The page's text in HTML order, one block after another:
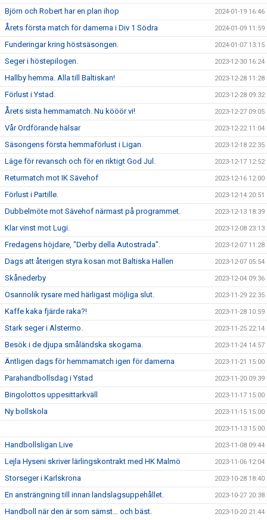
Björn och Robert har en plan ihop 2024-01-19 16:46
Årets första match för damerna i Div 1 Södra 2024-01-09 11:59
Funderingar kring höstsäsongen. 2024-01-07 13:15
Seger i höstepilogen. 2023-12-30 16:24
Hallby hemma. Alla till Baltiskan! 2023-12-28 11:28
Förlust i Ystad. 2023-12-28 09:32
Årets sista hemmamatch. Nu kööör vi! 2023-12-27 09:05
Vår Ordförande hälsar 2023-12-22 11:04
Säsongens första hemmaförlust i Ligan. 2023-12-18 22:35
Läge för revansch och för en riktigt God Jul. 2023-12-17 12:52
Returmatch mot IK Sävehof 2023-12-16 12:00
Förlust i Partille. 2023-12-14 20:51
Dubbelmöte mot Sävehof närmast på programmet. 2023-12-13 18:39
Klar vinst mot Lugi. 2023-12-08 23:13
Fredagens höjdare, "Derby della Autostrada". 2023-12-07 11:28
Dags att återigen styra kosan mot Baltiska Hallen 2023-12-07 05:54
Skånederby 2023-12-04 09:36
Osannolik rysare med härligast möjliga slut. 2023-11-29 22:35
Kaffe kaka fjärde raka?! 2023-11-28 10:59
Stark seger i Alstermo. 2023-11-25 22:14
Besök i de djupa småländska skogarna. 2023-11-24 14:57
Äntligen dags för hemmamatch igen för damerna 2023-11-21 15:00
Parahandbollsdag i Ystad 2023-11-20 09:39
Bingolottos uppesittarkväll 2023-11-17 15:00
Ny bollskola 2023-11-15 15:00
2023-11-13 15:00
Handbollsligan Live 2023-11-08 09:44
Lejla Hyseni skriver lärlingskontrakt med HK Malmö 2023-11-06 12:04
Storseger i Karlskrona 2023-10-28 18:40
En ansträngning till innan landslagsuppehållet. 2023-10-27 20:38
Handboll när den är som sämst… och bäst. 2023-10-20 21:44